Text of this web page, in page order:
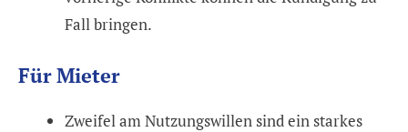
Fall bringen.
Für Mieter
Zweifel am Nutzungswillen sind ein starkes